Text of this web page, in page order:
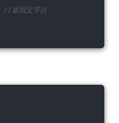
//返回父节点